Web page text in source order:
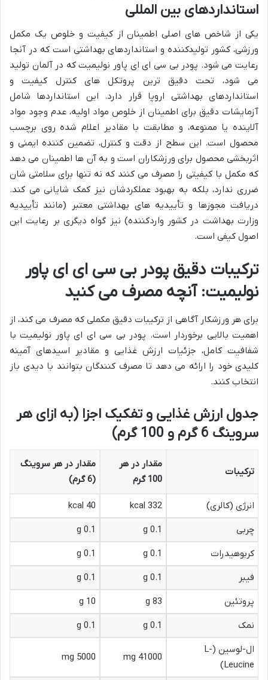
استانداردهای بین المللی
یکی از شاخص های اصلی اطمینان از کیفیت و خلوص یک مکمل
ورزشی، کشور تولیدکننده و استانداردهای بهداشتی است که در آنجا
رعایت می شود. پودر بی سی ای ای پاور نولیمیت که در آلمان تولید
می شود، تحت دقیق ترین پروتکل های کنترل کیفیت و
استانداردهای بهداشتی اروپا قرار دارد. این استانداردها شامل
آزمایشات دقیق برای اطمینان از خلوص مواد اولیه، عدم وجود مواد
آلاینده یا ممنوعه، و مطابقت با مقادیر اعلام شده روی برچسب
محصول است. این سطح از دقت و کنترل، تضمین کننده ایمنی و
اثربخشی محصول برای ورزشکاران است و به آن ها اطمینان می دهد
که مکمل با کیفیتی را مصرف می کنند که نه تنها برای سلامتی شان
ضرری ندارد، بلکه به بهبود عملکردشان نیز کمک شایانی می کند.
دریافت مجوزها و تأییدیه های بهداشتی معتبر (مانند تأییدیه
وزارت بهداشت در کشور واردکننده) نیز گواه دیگری بر رعایت این
اصول کیفی است.
ترکیبات دقیق پودر بی سی ای ای پاور
نولیمیت: آنچه مصرف می کنید
برای هر ورزشکار آگاهی از ترکیبات دقیق مکملی که مصرف می کند، از
اهمیت بالایی برخوردار است. پودر بی سی ای ای پاور نولیمیت با
شفافیت کامل، جزئیات ارزش غذایی و مقادیر اسیدهای آمینه
کلیدی خود را ارائه می دهد تا مصرف کنندگان بتوانند با دیدی باز
انتخاب کنند.
جدول ارزش غذایی و تفکیک اجزا (به ازای هر
سروینگ 6 گرم و 100 گرم)
ترکیبات
مقدار در هر
100 گرم
مقدار در هر سروینگ
(6 گرم)
انرژی (کالری) 332 kcal
40 kcal
چربی
0.1 g
0.1 g
کربوهیدرات
0.1 g
0.1 g
فیبر
0.1 g
0.1 g
پروتئین
83 g
10 g
نمک
0.1 g
0.1 g
ال-لوسین (L-
Leucine)
41000 mg
5000 mg